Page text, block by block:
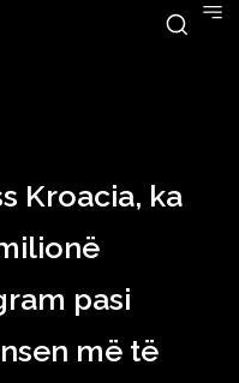
Kroacia, ka
pasi
më të